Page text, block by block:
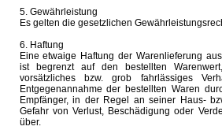
5. Gewährleistung
Es gelten die gesetzlichen
6. Haftung
Eine etwaige Haftung der Warenlieferung
ist begrenzt auf den bestellten
vorsätzliches bzw. grob fahrlässiges
Entgegenannahme der bestellten Waren
Empfänger, in der Regel an seiner Haus-
Gefahr von Verlust, Beschädigung oder
über.